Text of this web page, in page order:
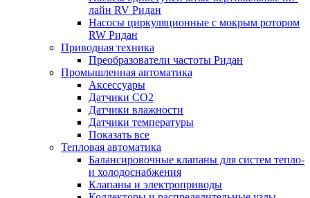
лайн RV Ридан
Насосы циркуляционные с мокрым ротором
RW Ридан
Приводная техника
Преобразователи частоты Ридан
Промышленная автоматика
Аксессуары
Датчики CO2
Датчики влажности
Датчики температуры
Показать все
Тепловая автоматика
Балансировочные клапаны для систем тепло-
и холодоснабжения
Клапаны и электроприводы